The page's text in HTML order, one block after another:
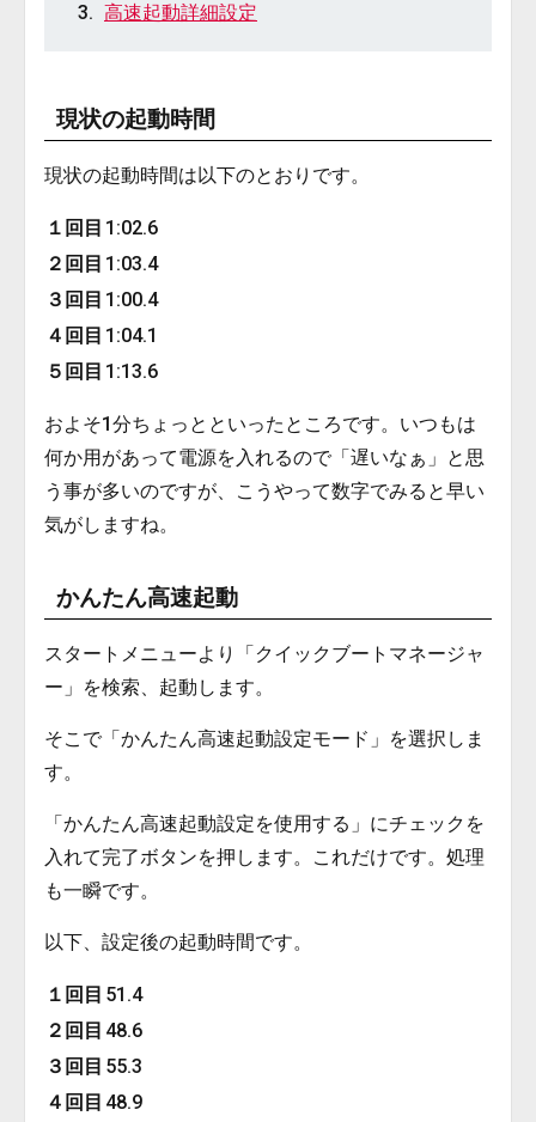
高速起動詳細設定
現状の起動時間
現状の起動時間は以下のとおりです。
１回目 1:02.6
２回目 1:03.4
３回目 1:00.4
４回目 1:04.1
５回目 1:13.6
およそ1分ちょっとといったところです。いつもは
何か用があって電源を入れるので「遅いなぁ」と思
う事が多いのですが、こうやって数字でみると早い
気がしますね。
かんたん高速起動
スタートメニューより「クイックブートマネージャ
ー」を検索、起動します。
そこで「かんたん高速起動設定モード」を選択しま
す。
「かんたん高速起動設定を使用する」にチェックを
入れて完了ボタンを押します。これだけです。処理
も一瞬です。
以下、設定後の起動時間です。
１回目 51.4
２回目 48.6
３回目 55.3
４回目 48.9